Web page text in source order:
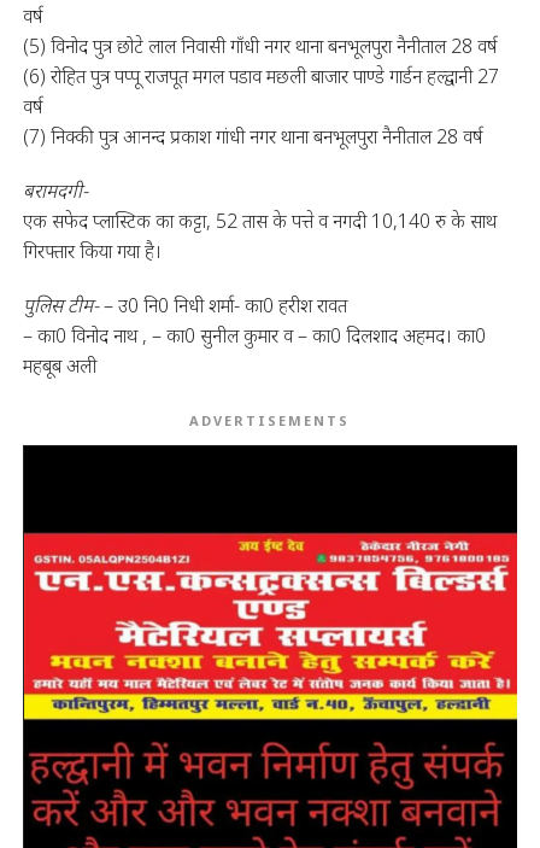
वर्ष
(5) विनोद पुत्र छोटे लाल निवासी गाँधी नगर थाना बनभूलपुरा नैनीताल 28 वर्ष
(6) रोहित पुत्र पप्पू राजपूत मगल पडाव मछली बाजार पाण्डे गार्डन हल्द्वानी 27
वर्ष
(7) निक्की पुत्र आनन्द प्रकाश गांधी नगर थाना बनभूलपुरा नैनीताल 28 वर्ष
बरामदगी-
एक सफेद प्लास्टिक का कट्टा, 52 तास के पत्ते व नगदी 10,140 रु के साथ
गिरफ्तार किया गया है।
पुलिस टीम-– उ0 नि0 निधी शर्मा- का0 हरीश रावत
– का0 विनोद नाथ , – का0 सुनील कुमार व – का0 दिलशाद अहमद। का0
महबूब अली
ADVERTISEMENTS